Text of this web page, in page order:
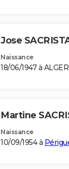
Jose
Naissance
18/06/1947 à
Martine
Naissance
10/09/1954 à